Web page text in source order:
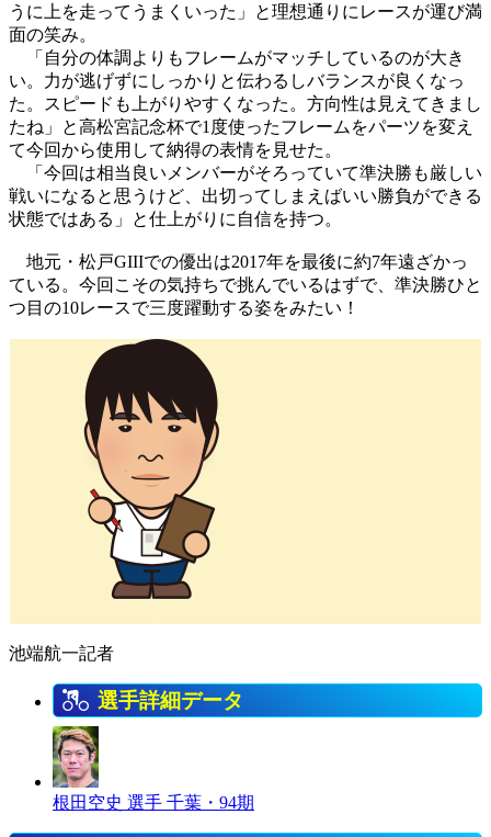
うに上を走ってうまくいった」と理想通りにレースが運び満
面の笑み。
「自分の体調よりもフレームがマッチしているのが大き
い。力が逃げずにしっかりと伝わるしバランスが良くなっ
た。スピードも上がりやすくなった。方向性は見えてきまし
たね」と高松宮記念杯で1度使ったフレームをパーツを変え
て今回から使用して納得の表情を見せた。
「今回は相当良いメンバーがそろっていて準決勝も厳しい
戦いになると思うけど、出切ってしまえばいい勝負ができる
状態ではある」と仕上がりに自信を持つ。
地元・松戸GIIIでの優出は2017年を最後に約7年遠ざかっ
ている。今回こその気持ちで挑んでいるはずで、準決勝ひと
つ目の10レースで三度躍動する姿をみたい！
池端航一記者
選手詳細データ
根田空史 選手 千葉・94期